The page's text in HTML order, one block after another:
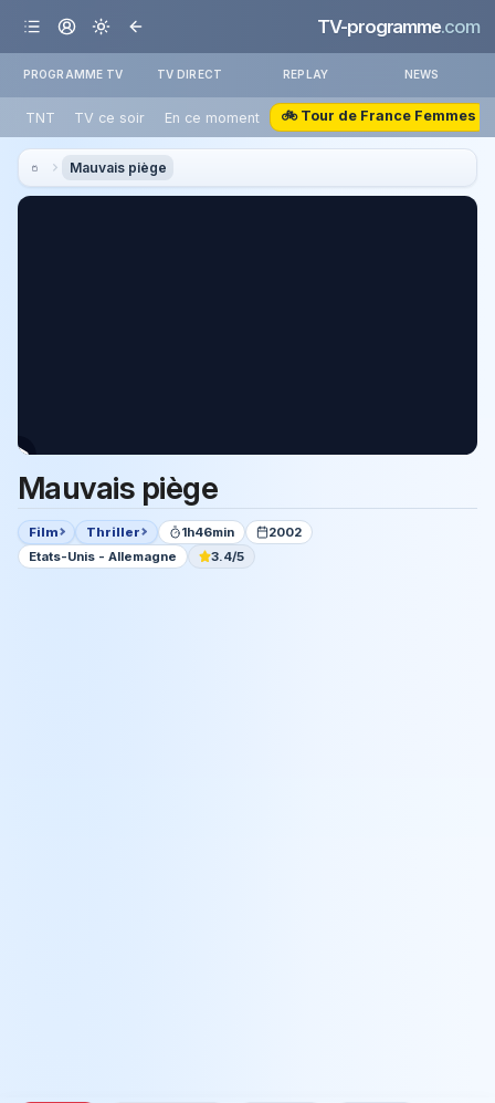
TV-programme.com
PROGRAMME TV TV DIRECT REPLAY NEWS
TNT TV ce soir En ce moment 🚲 Tour de France Femmes
Mauvais piège
Mauvais piège
Film Thriller 1h46min
2002
Etats-Unis - Allemagne
3.4/5